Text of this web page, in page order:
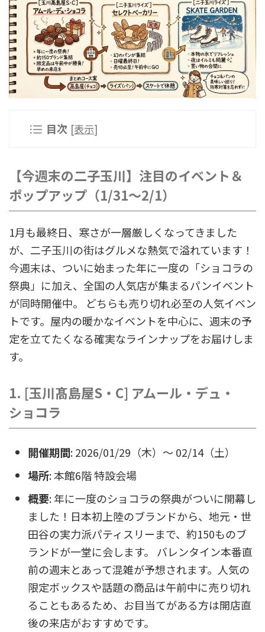
目次 [表示]
【今週末の二子玉川】注目のイベント＆
ポップアップ（1/31〜2/1）
1月も最終日、寒さが一層厳しくなってきました
が、二子玉川の街はグルメな熱気で溢れています！
今週末は、ついに始まった年に一度の「ショコラの
祭典」に加え、全国の人気店が集まるパンイベント
が同時開催中。 どちらも売り切れ必至の人気イベン
トです。屋内の暖かなイベントを中心に、週末の予
定を立てたくなる確実なラインナップをお届けしま
す。
1. [玉川髙島屋S・C] アムール・デュ・
ショコラ
開催期間: 2026/01/29（木）〜 02/14（土）
場所: 本館6階 特設会場
概要: 年に一度のショコラの祭典がついに開幕し
ました！日本初上陸のブランドから、地元・世
田谷の実力派パティスリーまで、約150ものブ
ランドが一堂に会します。 バレンタイン本番直
前の週末とあって混雑が予想されます。人気の
限定ボックスや話題の商品は午前中に売り切れ
ることもあるため、お目当てがある方は開店直
後の来店がおすすめです。